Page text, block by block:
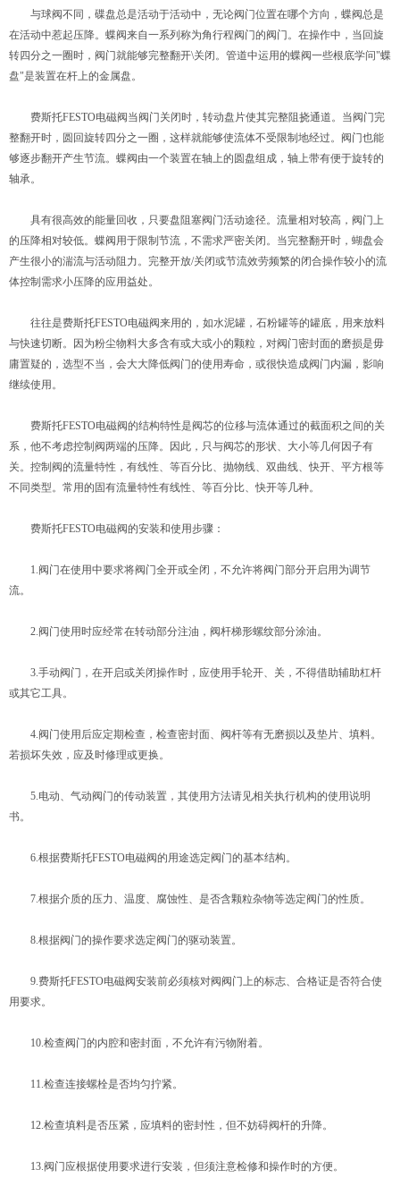
与球阀不同，碟盘总是活动于活动中，无论阀门位置在哪个方向，蝶阀总是
在活动中惹起压降。蝶阀来自一系列称为角行程阀门的阀门。在操作中，当回旋
转四分之一圈时，阀门就能够完整翻开\关闭。管道中运用的蝶阀一些根底学问"蝶
盘"是装置在杆上的金属盘。
费斯托FESTO电磁阀当阀门关闭时，转动盘片使其完整阻挠通道。当阀门完
整翻开时，圆回旋转四分之一圈，这样就能够使流体不受限制地经过。阀门也能
够逐步翻开产生节流。蝶阀由一个装置在轴上的圆盘组成，轴上带有便于旋转的
轴承。
具有很高效的能量回收，只要盘阻塞阀门活动途径。流量相对较高，阀门上
的压降相对较低。蝶阀用于限制节流，不需求严密关闭。当完整翻开时，蝴盘会
产生很小的湍流与活动阻力。完整开放/关闭或节流效劳频繁的闭合操作较小的流
体控制需求小压降的应用益处。
往往是费斯托FESTO电磁阀来用的，如水泥罐，石粉罐等的罐底，用来放料
与快速切断。因为粉尘物料大多含有或大或小的颗粒，对阀门密封面的磨损是毋
庸置疑的，选型不当，会大大降低阀门的使用寿命，或很快造成阀门内漏，影响
继续使用。
费斯托FESTO电磁阀的结构特性是阀芯的位移与流体通过的截面积之间的关
系，他不考虑控制阀两端的压降。因此，只与阀芯的形状、大小等几何因子有
关。控制阀的流量特性，有线性、等百分比、抛物线、双曲线、快开、平方根等
不同类型。常用的固有流量特性有线性、等百分比、快开等几种。
费斯托FESTO电磁阀的安装和使用步骤：
1.阀门在使用中要求将阀门全开或全闭，不允许将阀门部分开启用为调节
流。
2.阀门使用时应经常在转动部分注油，阀杆梯形螺纹部分涂油。
3.手动阀门，在开启或关闭操作时，应使用手轮开、关，不得借助辅助杠杆
或其它工具。
4.阀门使用后应定期检查，检查密封面、阀杆等有无磨损以及垫片、填料。
若损坏失效，应及时修理或更换。
5.电动、气动阀门的传动装置，其使用方法请见相关执行机构的使用说明
书。
6.根据费斯托FESTO电磁阀的用途选定阀门的基本结构。
7.根据介质的压力、温度、腐蚀性、是否含颗粒杂物等选定阀门的性质。
8.根据阀门的操作要求选定阀门的驱动装置。
9.费斯托FESTO电磁阀安装前必须核对阀阀门上的标志、合格证是否符合使
用要求。
10.检查阀门的内腔和密封面，不允许有污物附着。
11.检查连接螺栓是否均匀拧紧。
12.检查填料是否压紧，应填料的密封性，但不妨碍阀杆的升降。
13.阀门应根据使用要求进行安装，但须注意检修和操作时的方便。